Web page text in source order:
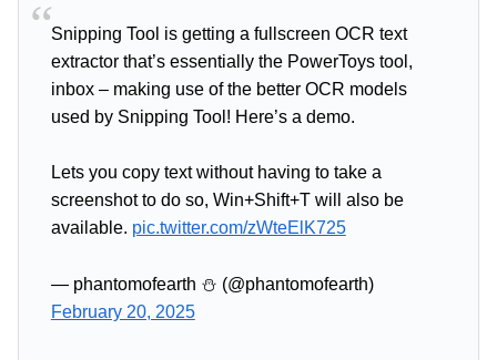
Snipping Tool is getting a fullscreen OCR text
extractor that’s essentially the PowerToys tool,
inbox – making use of the better OCR models
used by Snipping Tool! Here’s a demo.
Lets you copy text without having to take a
screenshot to do so, Win+Shift+T will also be
available. pic.twitter.com/zWteElK725
— phantomofearth ⛄ (@phantomofearth)
February 20, 2025